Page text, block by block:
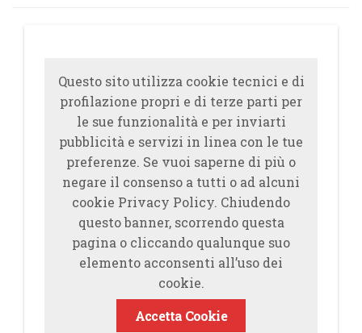
Questo sito utilizza cookie tecnici e di
profilazione propri e di terze parti per
le sue funzionalità e per inviarti
pubblicità e servizi in linea con le tue
preferenze. Se vuoi saperne di più o
negare il consenso a tutti o ad alcuni
cookie Privacy Policy. Chiudendo
questo banner, scorrendo questa
pagina o cliccando qualunque suo
elemento acconsenti all’uso dei
cookie.
Accetta Cookie